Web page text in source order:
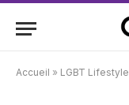
Accueil » LGBT Lifestyle